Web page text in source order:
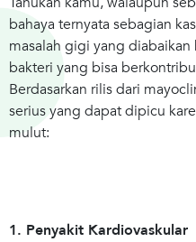
bahaya ternyata sebagian
masalah gigi yang
bakteri yang bisa
Berdasarkan rilis dari
serius yang dapat dipicu
mulut:
1. Penyakit Kardiovaskular